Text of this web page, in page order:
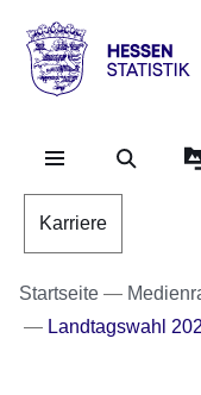
Hessen
Statistik
Karriere
Startseite
Landtagswahl